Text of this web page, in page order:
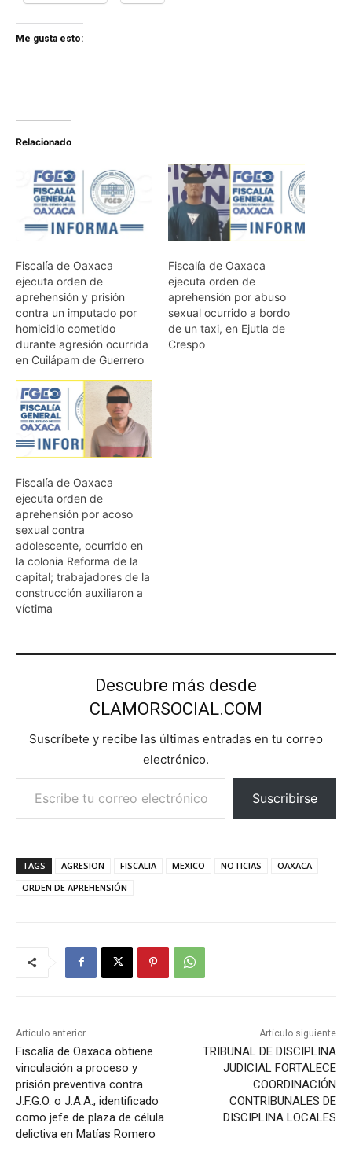
Me gusta esto:
Relacionado
Fiscalía de Oaxaca
ejecuta orden de
aprehensión y prisión
contra un imputado por
homicidio cometido
durante agresión ocurrida
en Cuilápam de Guerrero
Fiscalía de Oaxaca
ejecuta orden de
aprehensión por abuso
sexual ocurrido a bordo
de un taxi, en Ejutla de
Crespo
Fiscalía de Oaxaca
ejecuta orden de
aprehensión por acoso
sexual contra
adolescente, ocurrido en
la colonia Reforma de la
capital; trabajadores de la
construcción auxiliaron a
víctima
Descubre más desde
CLAMORSOCIAL.COM
Suscríbete y recibe las últimas entradas en tu correo
electrónico.
Escribe tu correo electrónico…
Suscribirse
TAGS AGRESION FISCALIA MEXICO NOTICIAS
OAXACA
ORDEN DE APREHENSIÓN
Artículo anterior
Fiscalía de Oaxaca obtiene
vinculación a proceso y
prisión preventiva contra
J.F.G.O. o J.A.A., identificado
como jefe de plaza de célula
delictiva en Matías Romero
Artículo siguiente
TRIBUNAL DE DISCIPLINA
JUDICIAL FORTALECE
COORDINACIÓN
CONTRIBUNALES DE
DISCIPLINA LOCALES